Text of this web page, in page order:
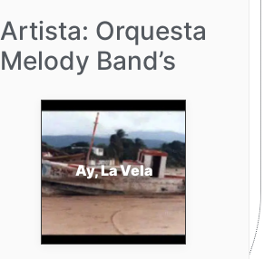
Artista: Orquesta
Melody Band’s
Ay, La Vela